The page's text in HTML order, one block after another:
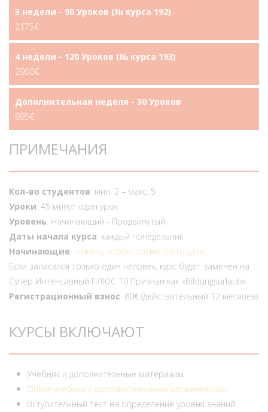
3 недели - 90 Уроков (№ курса 192)
2175€
4 недели - 120 Уроков (№ курса 193)
2900€
Дополнительная неделя - 30 Уроков
695€
ПРИМЕЧАНИЯ
Кол-во студентов: мин. 2 – макс. 5
Уроки: 45 минут один урок
Уровень: Начинающий - Продвинутый
Даты начала курса: каждый понедельник
Начинающие: нажать, чтобы посмотреть даты
Если записался только один человек, курс будет заменен на
Супер Интенсивный ПЛЮС 10 Признан как «Bildungsurlaub».
Pегистрационный взнос: 80€ (действительный 12 месяцев)
КУРСЫ ВКЛЮЧАЮТ
Учебник и дополнительные материалы
Online учебник с дополнительными упражнениями
Вступительный тест на определение уровня знаний